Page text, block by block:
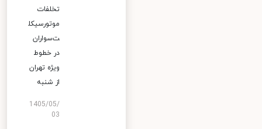
تخلفات
موتورسیکل
ت‌سواران
در خطوط
ویژه تهران
از شنبه
1405/05/
03